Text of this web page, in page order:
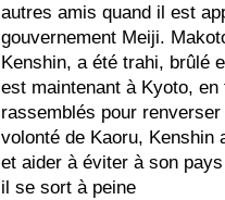
autres amis quand il est
gouvernement Meiji.
Kenshin, a été trahi, brûlé
est maintenant à Kyoto,
rassemblés pour
volonté de Kaoru, Kenshin
et aider à éviter à son
il se sort à peine